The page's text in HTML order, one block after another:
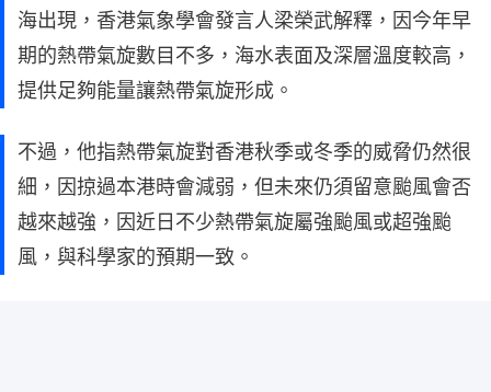
海出現，香港氣象學會發言人梁榮武解釋，因今年早
期的熱帶氣旋數目不多，海水表面及深層溫度較高，
提供足夠能量讓熱帶氣旋形成。
不過，他指熱帶氣旋對香港秋季或冬季的威脅仍然很
細，因掠過本港時會減弱，但未來仍須留意颱風會否
越來越強，因近日不少熱帶氣旋屬強颱風或超強颱
風，與科學家的預期一致。